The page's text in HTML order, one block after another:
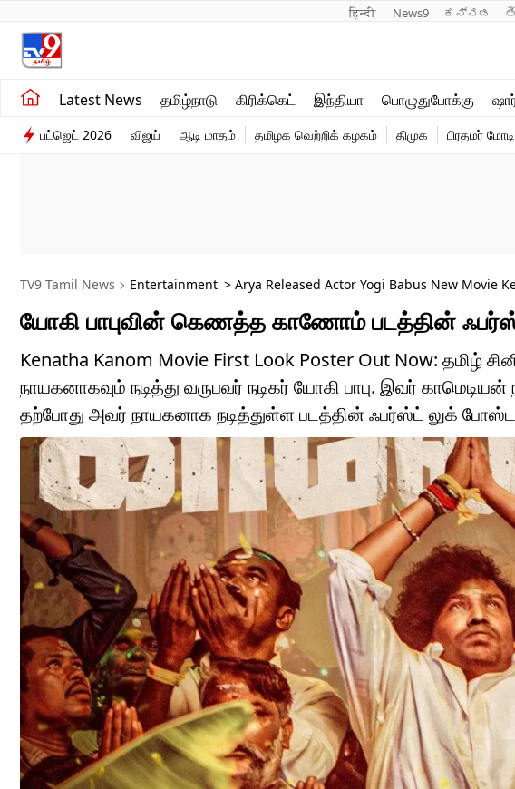
हिन्दी News9 ಕನ್ನಡ
Latest News தமிழ்நாடு கிரிக்கெட் இந்தியா பொழுதுபோக்கு
சமீபத்திய செய்திகள்
தமிழ்நாடு
விளையாட்டு
பட்ஜெட் 2026 விஜய் ஆடி மாதம் தமிழக வெற்றிக் கழகம் திமுக பிரதமர் மோடி
TV9 Tamil News Entertainment > Arya Released Actor Yogi Babus New Movie
யோகி பாபுவின் கெணத்த காணோம் படத்தின்
Kenatha Kanom Movie First Look Poster Out Now: தமிழ்
நாயகனாகவும் நடித்து வருபவர் நடிகர் யோகி பாபு. இவர்
தற்போது அவர் நாயகனாக நடித்துள்ள படத்தின் ஃபர்ஸ்ட் லுக்